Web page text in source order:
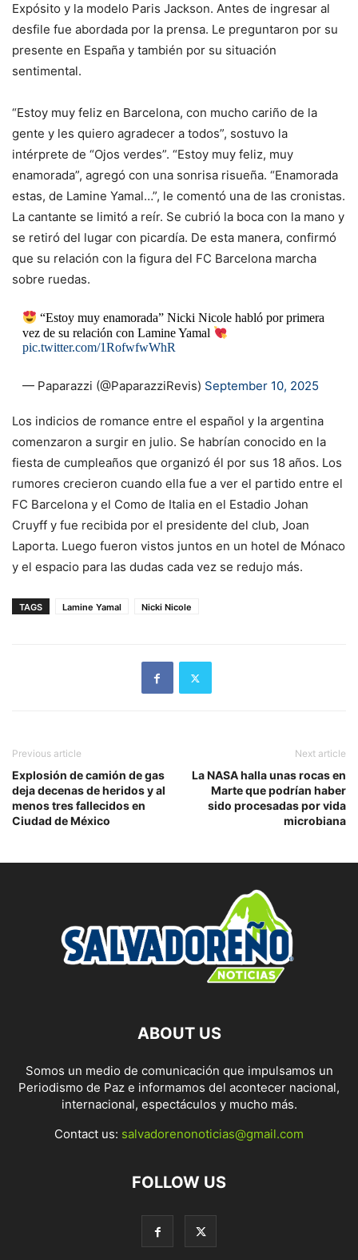
Expósito y la modelo Paris Jackson. Antes de ingresar al
desfile fue abordada por la prensa. Le preguntaron por su
presente en España y también por su situación
sentimental.
“Estoy muy feliz en Barcelona, con mucho cariño de la
gente y les quiero agradecer a todos”, sostuvo la
intérprete de “Ojos verdes”. “Estoy muy feliz, muy
enamorada”, agregó con una sonrisa risueña. “Enamorada
estas, de Lamine Yamal…”, le comentó una de las cronistas.
La cantante se limitó a reír. Se cubrió la boca con la mano y
se retiró del lugar con picardía. De esta manera, confirmó
que su relación con la figura del FC Barcelona marcha
sobre ruedas.
“Estoy muy enamorada” Nicki Nicole habló por primera
vez de su relación con Lamine Yamal
pic.twitter.com/1RofwfwWhR
— Paparazzi (@PaparazziRevis) September 10, 2025
Los indicios de romance entre el español y la argentina
comenzaron a surgir en julio. Se habrían conocido en la
fiesta de cumpleaños que organizó él por sus 18 años. Los
rumores crecieron cuando ella fue a ver el partido entre el
FC Barcelona y el Como de Italia en el Estadio Johan
Cruyff y fue recibida por el presidente del club, Joan
Laporta. Luego fueron vistos juntos en un hotel de Mónaco
y el espacio para las dudas cada vez se redujo más.
TAGS Lamine Yamal Nicki Nicole
Previous article
Explosión de camión de gas
deja decenas de heridos y al
menos tres fallecidos en
Ciudad de México
Next article
La NASA halla unas rocas en
Marte que podrían haber
sido procesadas por vida
microbiana
ABOUT US
Somos un medio de comunicación que impulsamos un
Periodismo de Paz e informamos del acontecer nacional,
internacional, espectáculos y mucho más.
Contact us: salvadorenonoticias@gmail.com
FOLLOW US